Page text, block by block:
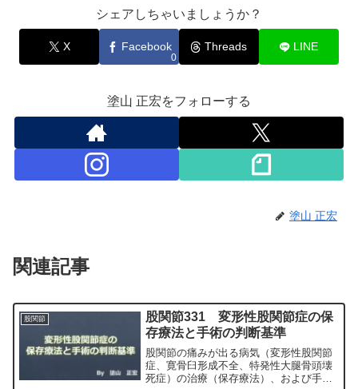
シェアしちゃいましょうか？
X Facebook
0
Threads LINE
塗山 正宏をフォローする
塗山 正宏
関連記事
股関節
股関節331 変形性股関節症の保
存療法と手術の判断基準
股関節の痛みが出る病気（変形性股関節
症、寛骨臼形成不全、特発性大腿骨頭壊
死症）の治療（保存療法）、および手術